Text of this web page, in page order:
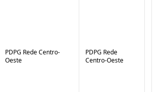
PDPG Rede Centro-
Oeste
PDPG Rede
Centro-Oeste